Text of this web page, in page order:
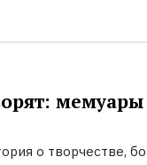
о творчестве,